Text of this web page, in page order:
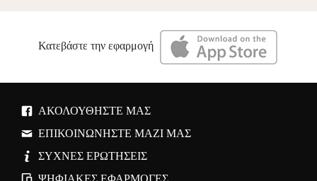
Κατεβάστε την εφαρμογή
ΑΚΟΛΟΥΘΉΣΤΕ ΜΑΣ
ΕΠΙΚΟΙΝΩΝΉΣΤΕ ΜΑΖΊ ΜΑΣ
ΣΥΧΝΈΣ ΕΡΩΤΉΣΕΙΣ
ΨΗΦΙΑΚΈΣ ΕΦΑΡΜΟΓΈΣ